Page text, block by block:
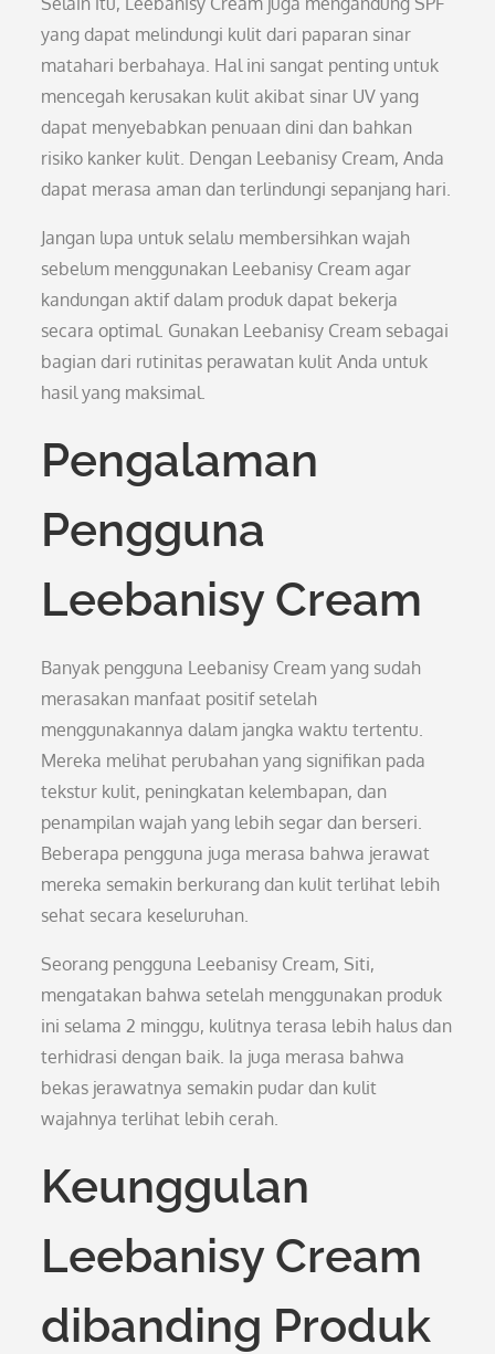
yang dapat melindungi kulit dari paparan sinar
matahari berbahaya. Hal ini sangat penting untuk
mencegah kerusakan kulit akibat sinar UV yang
dapat menyebabkan penuaan dini dan bahkan
risiko kanker kulit. Dengan Leebanisy Cream, Anda
dapat merasa aman dan terlindungi sepanjang hari.
Jangan lupa untuk selalu membersihkan wajah
sebelum menggunakan Leebanisy Cream agar
kandungan aktif dalam produk dapat bekerja
secara optimal. Gunakan Leebanisy Cream sebagai
bagian dari rutinitas perawatan kulit Anda untuk
hasil yang maksimal.
Pengalaman
Pengguna
Leebanisy Cream
Banyak pengguna Leebanisy Cream yang sudah
merasakan manfaat positif setelah
menggunakannya dalam jangka waktu tertentu.
Mereka melihat perubahan yang signifikan pada
tekstur kulit, peningkatan kelembapan, dan
penampilan wajah yang lebih segar dan berseri.
Beberapa pengguna juga merasa bahwa jerawat
mereka semakin berkurang dan kulit terlihat lebih
sehat secara keseluruhan.
Seorang pengguna Leebanisy Cream, Siti,
mengatakan bahwa setelah menggunakan produk
ini selama 2 minggu, kulitnya terasa lebih halus dan
terhidrasi dengan baik. Ia juga merasa bahwa
bekas jerawatnya semakin pudar dan kulit
wajahnya terlihat lebih cerah.
Keunggulan
Leebanisy Cream
dibanding Produk